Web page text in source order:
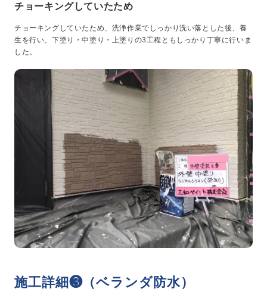
チョーキングしていたため
チョーキングしていたため、洗浄作業でしっかり洗い落とした後、養
生を行い、下塗り・中塗り・上塗りの3工程ともしっかり丁寧に行いま
した。
施工詳細❸（ベランダ防水）